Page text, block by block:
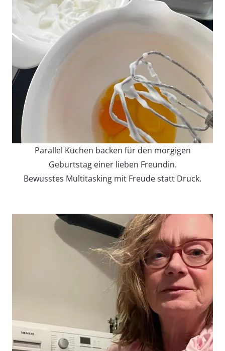
Parallel Kuchen backen für den morgigen
Geburtstag einer lieben Freundin.
Bewusstes Multitasking mit Freude statt Druck.